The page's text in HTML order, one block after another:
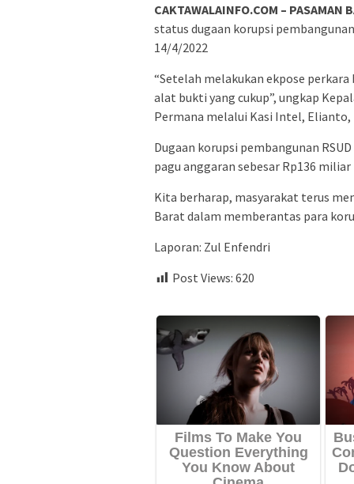
CAKTAWALAINFO.COM – PASAMAN
status dugaan korupsi
14/4/2022
“Setelah melakukan ekpose
alat bukti yang cukup”, ungkap
Permana melalui Kasi Intel, Elianto,
Dugaan korupsi pembangunan
pagu anggaran sebesar Rp136 miliar
Kita berharap, masyarakat terus
Barat dalam memberantas para
Laporan: Zul Enfendri
Post Views: 620